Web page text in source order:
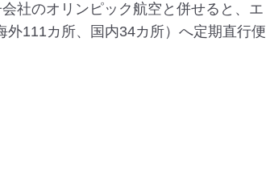
社のオリンピック航空と併せると、エ
111カ所、国内34カ所）へ定期直行便